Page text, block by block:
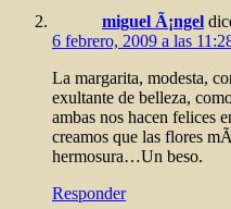
miguel Ã¡ngel
6 febrero, 2009 a las
La margarita, modesta,
exultante de belleza,
ambas nos hacen felices
creamos que las flores
hermosura…Un beso.
Responder